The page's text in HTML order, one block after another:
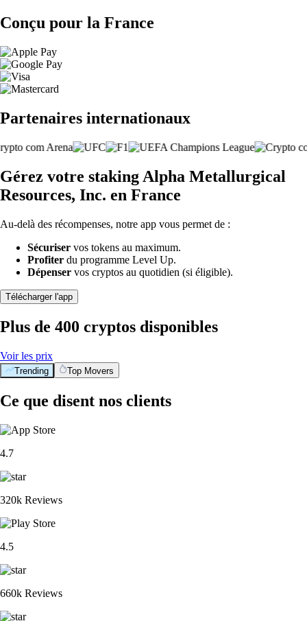
Conçu pour la France
Partenaires internationaux
Gérez votre staking Alpha Metallurgical
Resources, Inc. en France
Au-delà des récompenses, notre app vous permet de :
Sécuriser vos tokens au maximum.
Profiter du programme Level Up.
Dépenser vos cryptos au quotidien (si éligible).
Télécharger l'app
Plus de 400 cryptos disponibles
Voir les prix
Trending Top Movers
Ce que disent nos clients
4.7
320k Reviews
4.5
660k Reviews